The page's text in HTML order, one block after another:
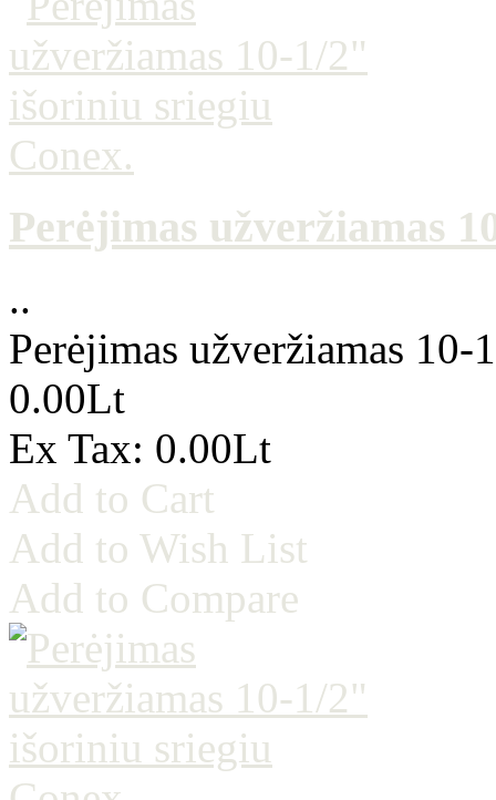
Perėjimas užveržiamas
..
Perėjimas užveržiamas
0.00Lt
Ex Tax: 0.00Lt
Add to Cart
Add to Wish List
Add to Compare